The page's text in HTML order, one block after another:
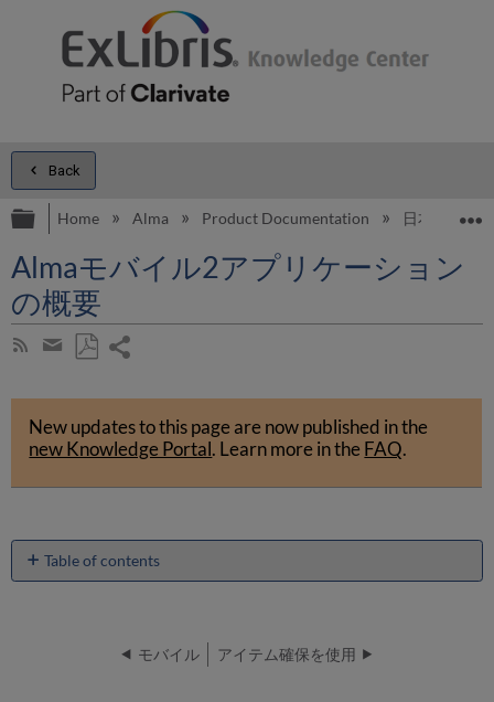
Back
Expand/collapse global hierarchy
Home Alma Product Documentation 日本語
Almaモバイル2アプリケーション
の概要
Subscribe
RSS
Share
by
email
as
PDF
New updates to this page are now published in the
new Knowledge Portal. Learn more in theFAQ.
Table of contents
モバイル アイテム確保を使用